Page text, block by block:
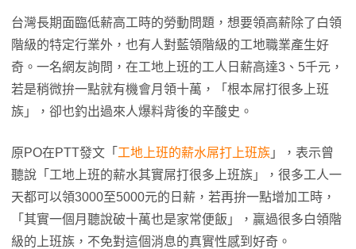
台灣長期面臨低薪高工時的勞動問題，想要領高薪除了白領
階級的特定行業外，也有人對藍領階級的工地職業產生好
奇。一名網友詢問，在工地上班的工人日薪高達3、5千元，
若是稍微拚一點就有機會月領十萬，「根本屌打很多上班
族」，卻也釣出過來人爆料背後的辛酸史。
原PO在PTT發文「 工地上班的薪水屌打上班族 」，表示曾
聽說「工地上班的薪水其實屌打很多上班族」，很多工人一
天都可以領3000至5000元的日薪，若再拚一點增加工時，
「其實一個月聽說破十萬也是家常便飯」，贏過很多白領階
級的上班族，不免對這個消息的真實性感到好奇。